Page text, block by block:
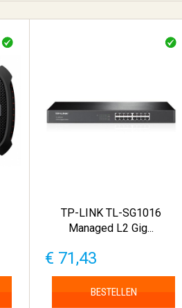
TP-LINK TL-SG1016
Managed L2 Gig...
€ 71,43
BESTELLEN